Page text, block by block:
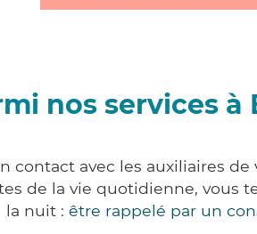
nos services à
avec les auxiliaires
de la vie quotidienne,
la nuit : être rappelé par un